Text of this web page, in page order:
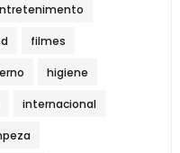
filmes
higiene
internacional